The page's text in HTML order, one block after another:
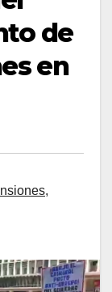
de
en
,